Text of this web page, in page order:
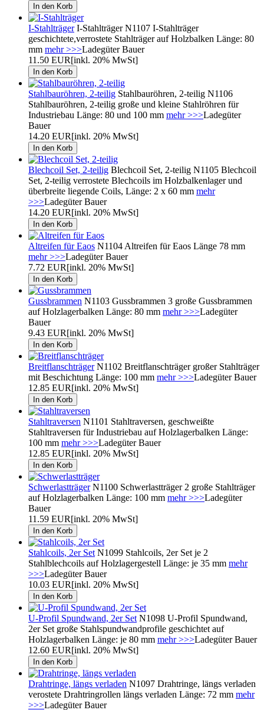
I-StahlträgerI-Stahlträger N1107 I-Stahlträger
geschichtete,verrostete Stahlträger auf Holzbalken Länge: 80
mm mehr >>>Ladegüter Bauer
11.50 EUR[inkl. 20% MwSt]
Stahlbauröhren, 2-teilig Stahlbauröhren, 2-teilig N1106
Stahlbauröhren, 2-teilig große und kleine Stahlröhren für
Industriebau Länge: 80 und 100 mm mehr >>>Ladegüter
Bauer
14.20 EUR[inkl. 20% MwSt]
Blechcoil Set, 2-teilig Blechcoil Set, 2-teilig N1105 Blechcoil
Set, 2-teilig verrostete Blechcoils im Holzbalkenlager und
überbreite liegende Coils, Länge: 2 x 60 mm mehr
>>>Ladegüter Bauer
14.20 EUR[inkl. 20% MwSt]
Altreifen für Eaos N1104 Altreifen für Eaos Länge 78 mm
mehr >>>Ladegüter Bauer
7.72 EUR[inkl. 20% MwSt]
Gussbrammen N1103 Gussbrammen 3 große Gussbrammen
auf Holzlagerbalken Länge: 80 mm mehr >>>Ladegüter
Bauer
9.43 EUR[inkl. 20% MwSt]
BreitflanschträgerN1102 Breitflanschträger großer Stahlträger
mit Beschichtung Länge: 100 mm mehr >>>Ladegüter Bauer
12.85 EUR[inkl. 20% MwSt]
Stahltraversen N1101 Stahltraversen, geschweißte
Stahltraversen für Industriebau auf Holzlagerbalken Länge:
100 mm mehr >>>Ladegüter Bauer
12.85 EUR[inkl. 20% MwSt]
SchwerlastträgerN1100 Schwerlastträger 2 große Stahlträger
auf Holzlagerbalken Länge: 100 mm mehr >>>Ladegüter
Bauer
11.59 EUR[inkl. 20% MwSt]
Stahlcoils, 2er Set N1099 Stahlcoils, 2er Set je 2
Stahlblechcoils auf Holzlagergestell Länge: je 35 mm mehr
>>>Ladegüter Bauer
10.03 EUR[inkl. 20% MwSt]
U-Profil Spundwand, 2er Set N1098 U-Profil Spundwand,
2er Set große Stahlspundwandprofile geschichtet auf
Holzlagerbalken Länge: je 80 mm mehr >>>Ladegüter Bauer
12.60 EUR[inkl. 20% MwSt]
Drahtringe, längs verladen N1097 Drahtringe, längs verladen
verostete Drahtringrollen längs verladen Länge: 72 mm mehr
>>>Ladegüter Bauer